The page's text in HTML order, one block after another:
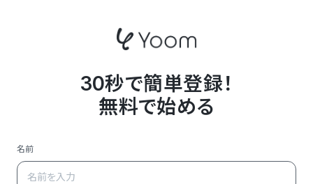
30秒で簡単登録！
無料で始める
名前